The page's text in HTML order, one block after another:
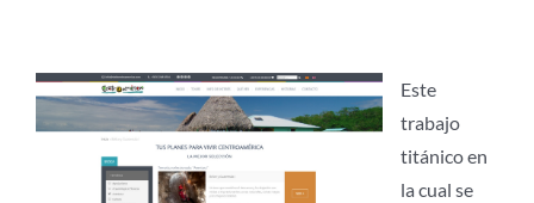
Este
trabajo
titánico en
la cual se